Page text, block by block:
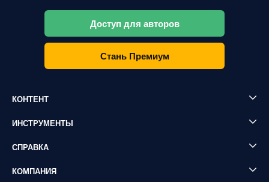
Доступ для авторов
Стань Премиум
КОНТЕНТ
ИНСТРУМЕНТЫ
СПРАВКА
КОМПАНИЯ